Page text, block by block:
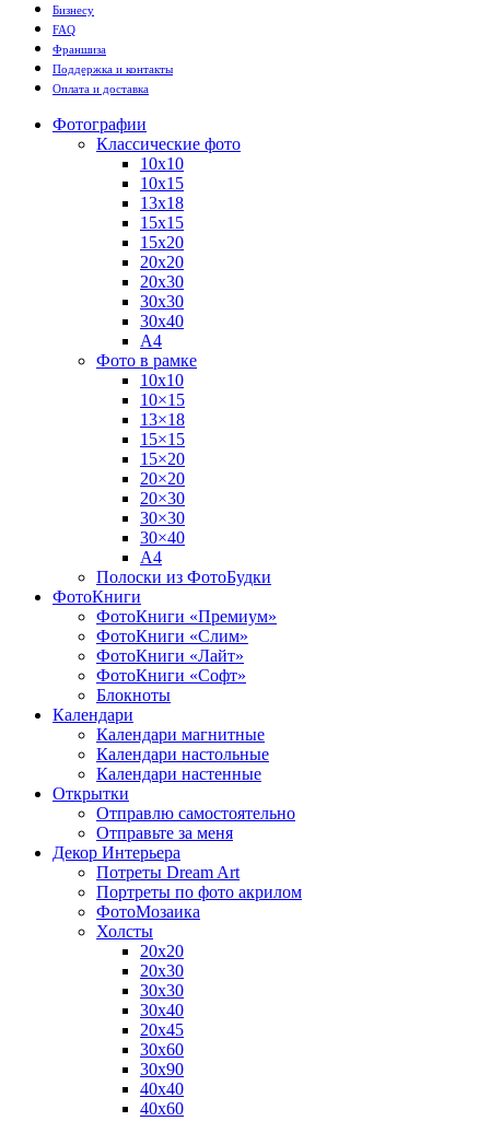
Бизнесу
FAQ
Франшиза
Поддержка и контакты
Оплата и доставка
Фотографии
Классические фото
10х10
10х15
13х18
15х15
15х20
20х20
20х30
30х30
30х40
А4
Фото в рамке
10х10
10×15
13×18
15×15
15×20
20×20
20×30
30×30
30×40
A4
Полоски из ФотоБудки
ФотоКниги
ФотоКниги «Премиум»
ФотоКниги «Слим»
ФотоКниги «Лайт»
ФотоКниги «Софт»
Блокноты
Календари
Календари магнитные
Календари настольные
Календари настенные
Открытки
Отправлю самостоятельно
Отправьте за меня
Декор Интерьера
Потреты Dream Art
Портреты по фото акрилом
ФотоМозаика
Холсты
20х20
20х30
30х30
30х40
20х45
30х60
30х90
40х40
40х60